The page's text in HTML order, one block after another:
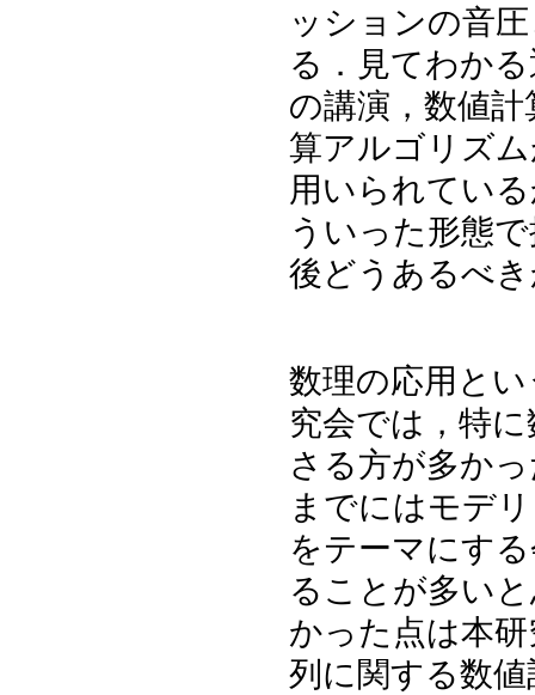
ッションの音
る．見てわか
の講演，数値
算アルゴリズ
用いられてい
ういった形態
後どうあるべ
数理の応用と
究会では，特
さる方が多か
までにはモデ
をテーマにす
ることが多い
かった点は本
列に関する数